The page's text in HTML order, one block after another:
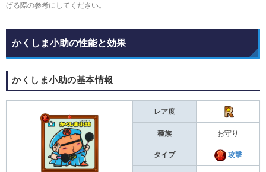
げる際の参考にしてください。
かくしま小助の性能と効果
かくしま小助の基本情報
レア度
種族 お守り
タイプ 攻撃